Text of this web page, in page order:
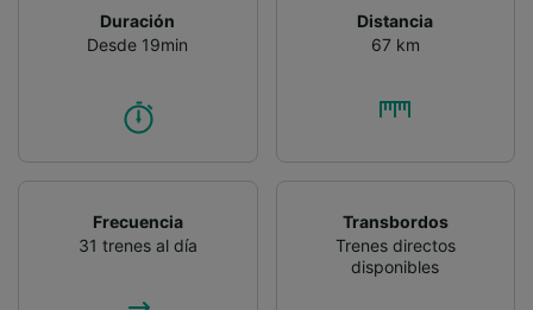
Duración
Desde 19min
Distancia
67 km
Frecuencia
31 trenes al día
Transbordos
Trenes directos
disponibles